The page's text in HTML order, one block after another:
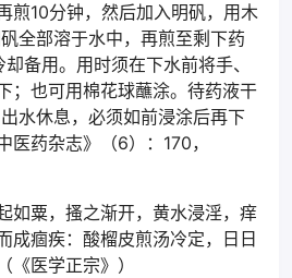
煎10分钟，然后加入明矾，用木
全部溶于水中，再煎至剩下药
备用。用时须在下水前将手、
；也可用棉花球蘸涂。待药液干
水休息，必须如前浸涂后再下
医药杂志》（6）：170，
如粟，搔之渐开，黄水浸淫，痒
成痼疾：酸榴皮煎汤冷定，日日
《医学正宗》）